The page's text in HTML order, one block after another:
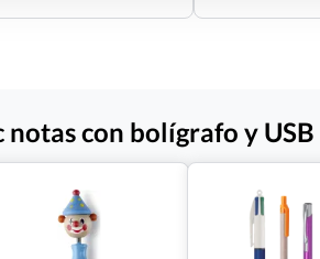
con bolígrafo y